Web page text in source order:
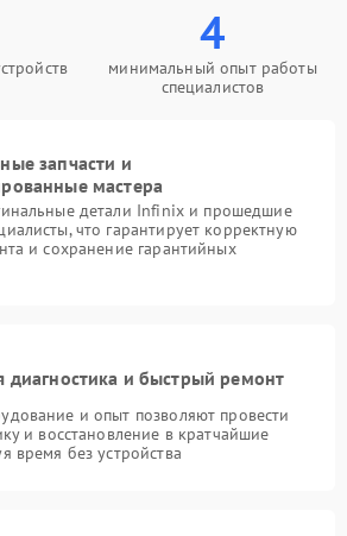
4
минимальный опыт работы
специалистов
запчасти и
мастера
детали Infinix и прошедшие
что гарантирует корректную
и сохранение гарантийных
диагностика и быстрый ремонт
и опыт позволяют провести
и восстановление в кратчайшие
время без устройства